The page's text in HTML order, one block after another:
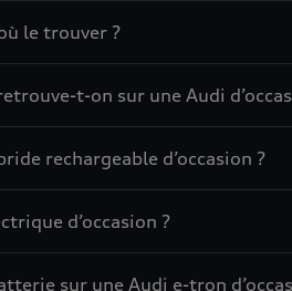
le trouver ?
t-on sur une Audi
rechargeable d’occasion ?
d’occasion ?
sur une Audi e-tron